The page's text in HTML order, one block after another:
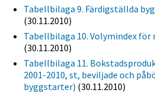
Tabellbilaga 9. Färdigställda
(30.11.2010)
Tabellbilaga 10. Volymindex för
(30.11.2010)
Tabellbilaga 11.
2001-2010, st, beviljade och
byggstarter) (30.11.2010)